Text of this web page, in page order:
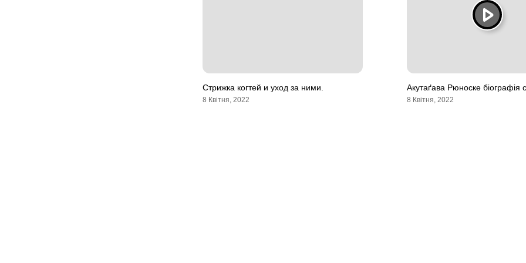
Стрижка когтей и уход за ними.
8 Квітня, 2022
Акутаґава Рюноске біографія
8 Квітня, 2022